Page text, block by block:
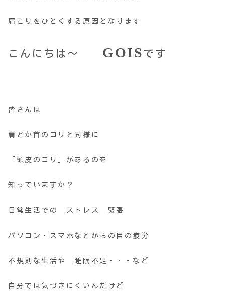
肩こりをひどくする原因となります
こんにちは～ GOISです
皆さんは
肩とか首のコリと同様に
「頭皮のコリ」があるのを
知っていますか？
日常生活での ストレス 緊張
パソコン・スマホなどからの目の疲労
不規則な生活や 睡眠不足・・・など
自分では気づきにくいんだけど